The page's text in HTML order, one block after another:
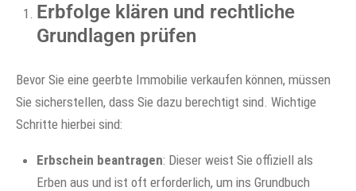
Erbfolge klären und rechtliche
Grundlagen prüfen
Bevor Sie eine geerbte Immobilie verkaufen können, müssen
Sie sicherstellen, dass Sie dazu berechtigt sind. Wichtige
Schritte hierbei sind:
Erbschein beantragen: Dieser weist Sie offiziell als
Erben aus und ist oft erforderlich, um ins Grundbuch